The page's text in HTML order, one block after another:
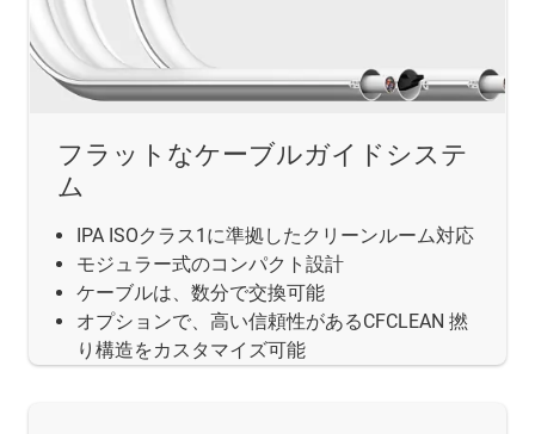
フラットなケーブルガイドシステ
ム
IPA ISOクラス1に準拠したクリーンルーム対応
モジュラー式のコンパクト設計
ケーブルは、数分で交換可能
オプションで、高い信頼性があるCFCLEAN 撚
り構造をカスタマイズ可能